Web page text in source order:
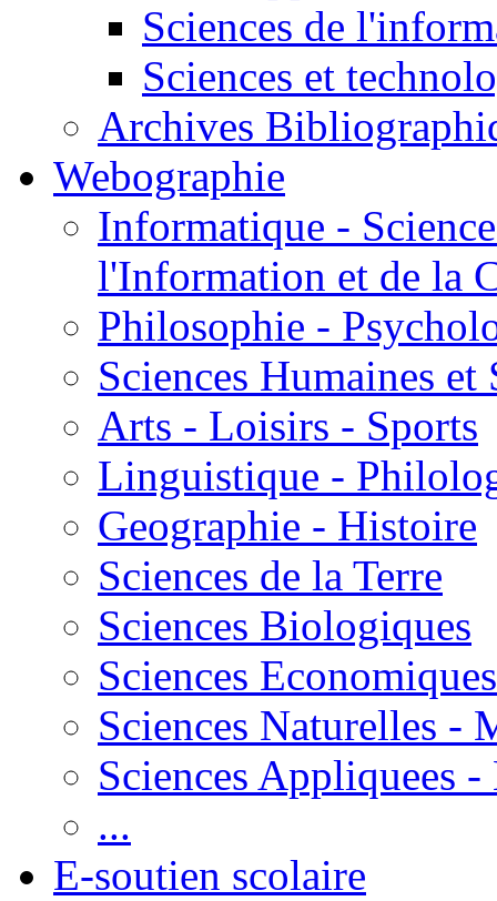
Sciences de
Sciences et
Archives
Webographie
Informatique -
l'Information et de la
Philosophie -
Sciences Humaines et
Arts - Loisirs - Sports
Linguistique -
Geographie - Histoire
Sciences de la Terre
Sciences Biologiques
Sciences Economiques
Sciences Naturelles -
Sciences Appliquees
...
E-soutien scolaire